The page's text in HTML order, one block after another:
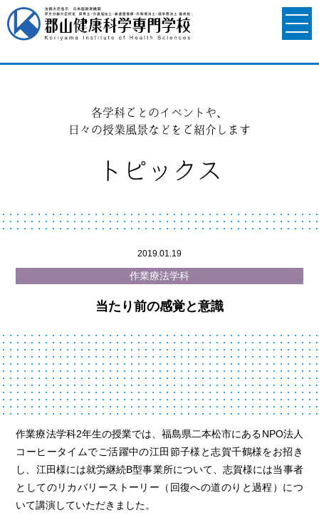
各学科ごとのイベントや、
日々の授業風景などをご紹介します
トピックス
2019.01.19
作業療法学科
当たり前の感覚と意識
作業療法学科2年生の授業では、福島県二本松市にあるNPO法人
コーヒータイムでご活躍中の江田節子様と志賀千鶴様をお招き
し、江田様には就労継続B型事業所について、志賀様には当事者
としてのリカバリーストーリー（回復への道のりと過程）につ
いて講演していただきました。